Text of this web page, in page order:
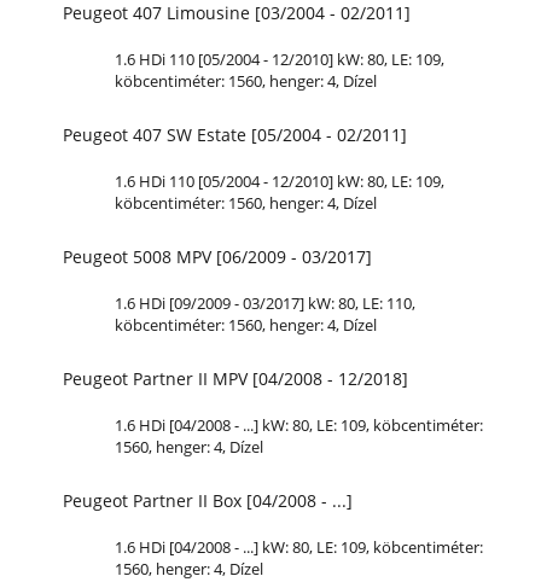
Peugeot 407 Limousine [03/2004 - 02/2011]
1.6 HDi 110 [05/2004 - 12/2010] kW: 80, LE: 109,
köbcentiméter: 1560, henger: 4, Dízel
Peugeot 407 SW Estate [05/2004 - 02/2011]
1.6 HDi 110 [05/2004 - 12/2010] kW: 80, LE: 109,
köbcentiméter: 1560, henger: 4, Dízel
Peugeot 5008 MPV [06/2009 - 03/2017]
1.6 HDi [09/2009 - 03/2017] kW: 80, LE: 110,
köbcentiméter: 1560, henger: 4, Dízel
Peugeot Partner II MPV [04/2008 - 12/2018]
1.6 HDi [04/2008 - ...] kW: 80, LE: 109, köbcentiméter:
1560, henger: 4, Dízel
Peugeot Partner II Box [04/2008 - ...]
1.6 HDi [04/2008 - ...] kW: 80, LE: 109, köbcentiméter:
1560, henger: 4, Dízel